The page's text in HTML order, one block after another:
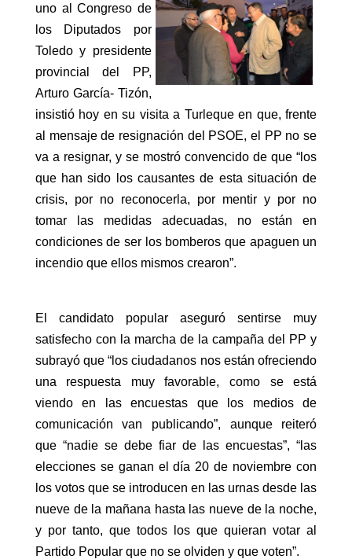
uno al Congreso de
los Diputados por
Toledo y presidente
provincial del PP,
Arturo García- Tizón,
insistió hoy en su visita a Turleque en que, frente
al mensaje de resignación del PSOE, el PP no se
va a resignar, y se mostró convencido de que “los
que han sido los causantes de esta situación de
crisis, por no reconocerla, por mentir y por no
tomar las medidas adecuadas, no están en
condiciones de ser los bomberos que apaguen un
incendio que ellos mismos crearon”.
El candidato popular aseguró sentirse muy
satisfecho con la marcha de la campaña del PP y
subrayó que “los ciudadanos nos están ofreciendo
una respuesta muy favorable, como se está
viendo en las encuestas que los medios de
comunicación van publicando”, aunque reiteró
que “nadie se debe fiar de las encuestas”, “las
elecciones se ganan el día 20 de noviembre con
los votos que se introducen en las urnas desde las
nueve de la mañana hasta las nueve de la noche,
y por tanto, que todos los que quieran votar al
Partido Popular que no se olviden y que voten”.